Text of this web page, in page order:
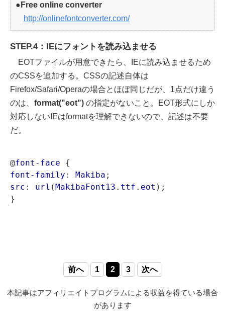
●Free online converter
http://onlinefontconverter.com/
STEP.4：IEにフォントを読み込ませる
EOTファイルが用意できたら、IEに読み込ませるため
のCSSを追加する。CSSの記述自体は
Firefox/Safari/Operaの場合とほぼ同じだが、1点だけ違う
のは、 format("eot") の指定がないこと。EOT形式にしか
対応しないIEはformatを理解できないので、記述は不要
だ。
@font-face
font-family : Makiba
src : url (MakibaFont13 . ttf . eot );
前へ 1 2 3 次へ
本記事はアフィリエイトプログラムによる収益を得ている場合
があります